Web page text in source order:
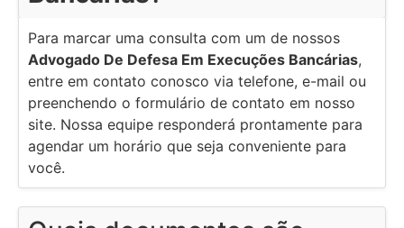
Para marcar uma consulta com um de nossos
Advogado De Defesa Em Execuções Bancárias,
entre em contato conosco via telefone, e-mail ou
preenchendo o formulário de contato em nosso
site. Nossa equipe responderá prontamente para
agendar um horário que seja conveniente para
você.